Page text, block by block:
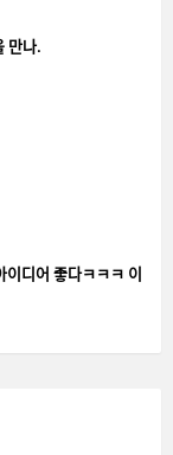
만나.
좋다ㅋㅋㅋ 이